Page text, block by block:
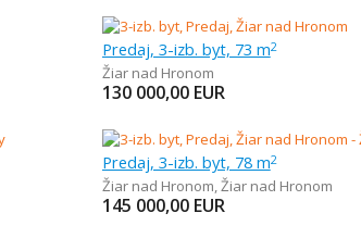
Predaj, 3-izb. byt, 73 m2
Žiar nad Hronom
130 000,00 EUR
Predaj, 3-izb. byt, 78 m2
Žiar nad Hronom,Žiar nad Hronom
145 000,00 EUR